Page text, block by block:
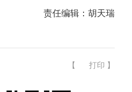
责任编辑：胡天瑞
【 打印 】